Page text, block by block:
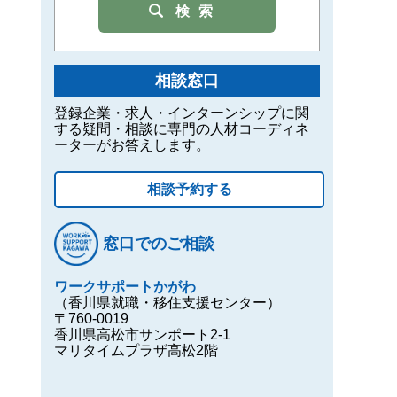
検索
相談窓口
登録企業・求人・インターンシップに関
する疑問・相談に専門の人材コーディネ
ーターがお答えします。
相談予約する
窓口でのご相談
ワークサポートかがわ
（香川県就職・移住支援センター）
〒760-0019
香川県高松市サンポート2-1
マリタイムプラザ高松2階